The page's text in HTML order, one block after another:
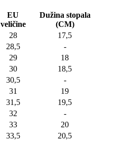
EU
veličine
Dužina stopala
(CM)
28
17,5
28,5
-
29
18
30
18,5
30,5
-
31
19
31,5
19,5
32
-
33
20
33,5
20,5